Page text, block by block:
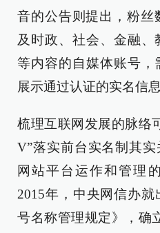
音的公告则提出，粉丝
及时政、社会、金融
等内容的自媒体账号
展示通过认证的实名信息
梳理互联网发展的脉络
V”落实前台实名制其实
网站平台运作和管理
2015年，中央网信办
号名称管理规定》，确